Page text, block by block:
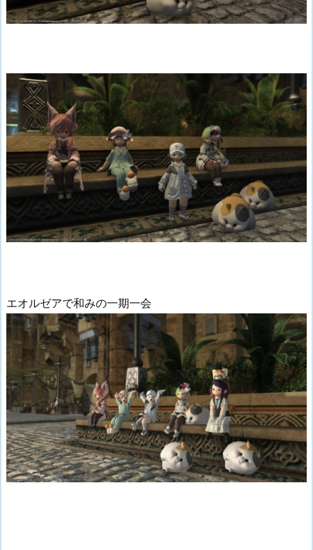
エオルゼアで和みの一期一会